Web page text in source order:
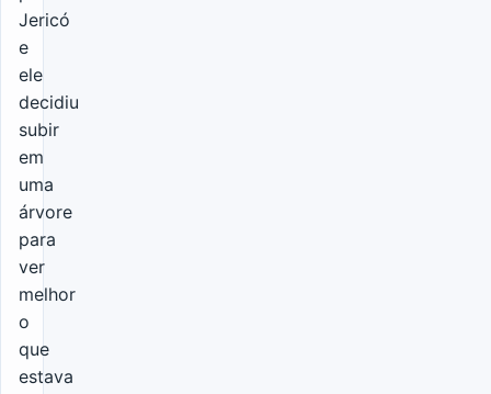
Jericó
e
ele
decidiu
subir
em
uma
árvore
para
ver
melhor
o
que
estava